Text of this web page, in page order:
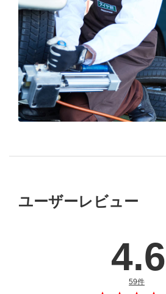
ユーザーレビュー
59件のレビ
4.6